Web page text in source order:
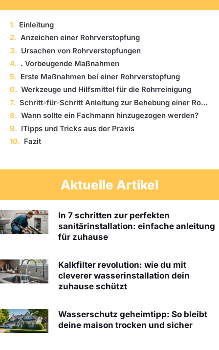
Einleitung
Anzeichen einer Rohrverstopfung
Ursachen von Rohrverstopfungen
. Vorbeugende Maßnahmen
Erste Maßnahmen bei einer Rohrverstopfung
Werkzeuge und Hilfsmittel für die Rohrreinigung
Schritt-für-Schritt Anleitung zur Behebung einer Rohrverstopfung
Wann sollte ein Fachmann hinzugezogen werden?
ITipps und Tricks aus der Praxis
Fazit
Aktuelle Artikel
In 7 schritten zur perfekten
sanitärinstallation: einfache anleitung
für zuhause
Kalkfilter revolution: wie du mit
cleverer wasserinstallation dein
zuhause schützt
Wasserschutz geheimtipp: So bleibt
deine maison trocken und sicher